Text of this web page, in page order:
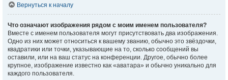
Вернуться к началу
Что означают изображения рядом с моим именем пользователя?
Вместе с именем пользователя могут присутствовать два изображения.
Одно из них может относиться к вашему званию, обычно это звёздочки,
квадратики или точки, указывающие на то, сколько сообщений вы
оставили, или на ваш статус на конференции. Другое, обычно более
крупное, изображение известно как «аватара» и обычно уникально для
каждого пользователя.